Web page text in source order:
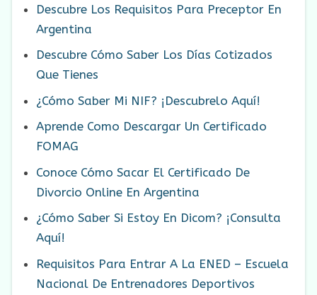
Descubre Los Requisitos Para Preceptor En
Argentina
Descubre Cómo Saber Los Días Cotizados
Que Tienes
¿Cómo Saber Mi NIF? ¡Descubrelo Aquí!
Aprende Como Descargar Un Certificado
FOMAG
Conoce Cómo Sacar El Certificado De
Divorcio Online En Argentina
¿Cómo Saber Si Estoy En Dicom? ¡Consulta
Aquí!
Requisitos Para Entrar A La ENED – Escuela
Nacional De Entrenadores Deportivos